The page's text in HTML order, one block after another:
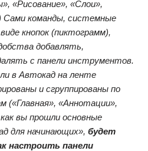
«Рисование», «Слои»,
Сами команды, системные
кнопок (пиктограмм),
добавлять,
с панели инструментов.
в Автокад на ленте
и сгруппированы по
(«Главная», «Аннотации»,
вы прошли основные
для начинающих», будет
настроить панели